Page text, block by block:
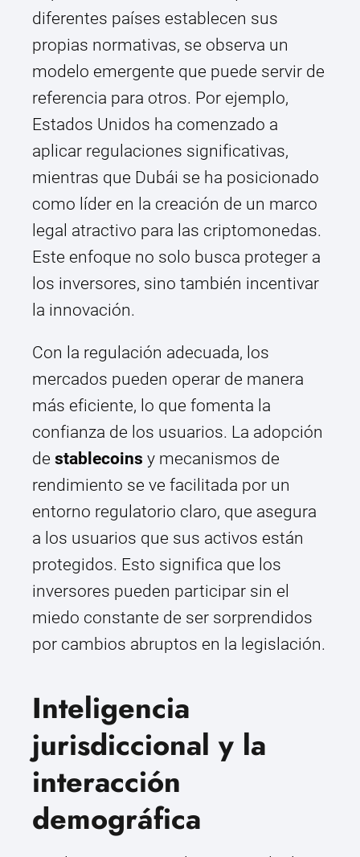
diferentes países establecen sus
propias normativas, se observa un
modelo emergente que puede servir de
referencia para otros. Por ejemplo,
Estados Unidos ha comenzado a
aplicar regulaciones significativas,
mientras que Dubái se ha posicionado
como líder en la creación de un marco
legal atractivo para las criptomonedas.
Este enfoque no solo busca proteger a
los inversores, sino también incentivar
la innovación.
Con la regulación adecuada, los
mercados pueden operar de manera
más eficiente, lo que fomenta la
confianza de los usuarios. La adopción
de stablecoins y mecanismos de
rendimiento se ve facilitada por un
entorno regulatorio claro, que asegura
a los usuarios que sus activos están
protegidos. Esto significa que los
inversores pueden participar sin el
miedo constante de ser sorprendidos
por cambios abruptos en la legislación.
Inteligencia
jurisdiccional y la
interacción
demográfica